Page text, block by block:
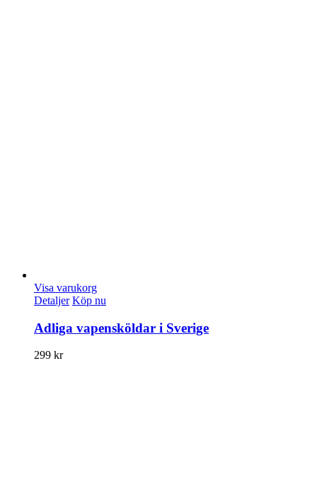
Visa varukorg
Detaljer Köp nu
Adliga vapensköldar i Sverige
299 kr